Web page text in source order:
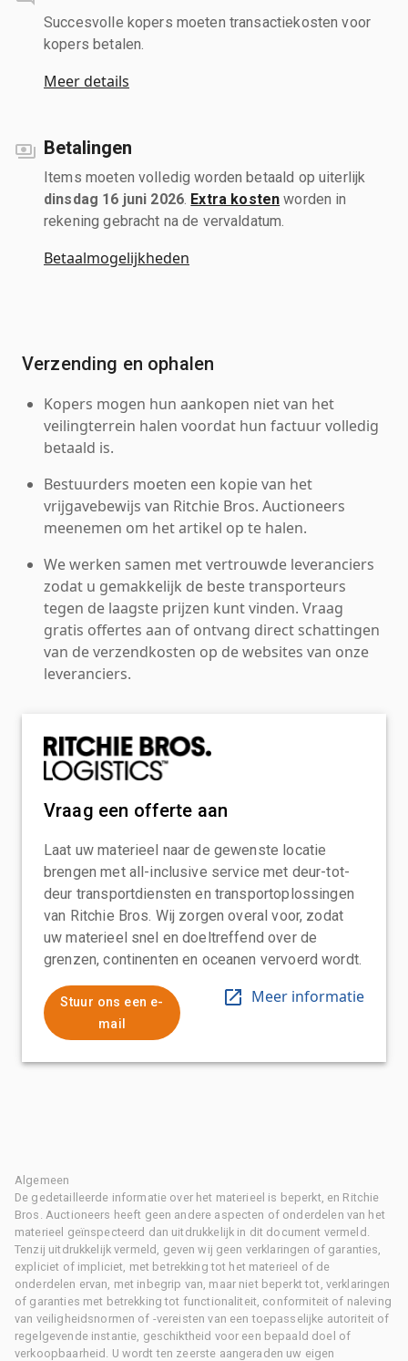
Succesvolle kopers moeten transactiekosten voor
kopers betalen.
Meer details
Betalingen
Items moeten volledig worden betaald op uiterlijk
dinsdag 16 juni 2026 Extra kosten worden in
rekening gebracht na de vervaldatum.
Betaalmogelijkheden
Verzending en ophalen
Kopers mogen hun aankopen niet van het
veilingterrein halen voordat hun factuur volledig
betaald is.
Bestuurders moeten een kopie van het
vrijgavebewijs van Ritchie Bros. Auctioneers
meenemen om het artikel op te halen.
We werken samen met vertrouwde leveranciers
zodat u gemakkelijk de beste transporteurs
tegen de laagste prijzen kunt vinden. Vraag
gratis offertes aan of ontvang direct schattingen
van de verzendkosten op de websites van onze
leveranciers.
Vraag een offerte aan
Laat uw materieel naar de gewenste locatie
brengen met all-inclusive service met deur-tot-
deur transportdiensten en transportoplossingen
van Ritchie Bros. Wij zorgen overal voor, zodat
uw materieel snel en doeltreffend over de
grenzen, continenten en oceanen vervoerd wordt.
Stuur ons een e-
mail
Meer informatie
Algemeen
De gedetailleerde informatie over het materieel is beperkt, en Ritchie
Bros. Auctioneers heeft geen andere aspecten of onderdelen van het
materieel geïnspecteerd dan uitdrukkelijk in dit document vermeld.
Tenzij uitdrukkelijk vermeld, geven wij geen verklaringen of garanties,
expliciet of impliciet, met betrekking tot het materieel of de
onderdelen ervan, met inbegrip van, maar niet beperkt tot, verklaringen
of garanties met betrekking tot functionaliteit, conformiteit of naleving
van veiligheidsnormen of -vereisten van een toepasselijke autoriteit of
regelgevende instantie, geschiktheid voor een bepaald doel of
verkoopbaarheid. U wordt ten zeerste aangeraden uw eigen